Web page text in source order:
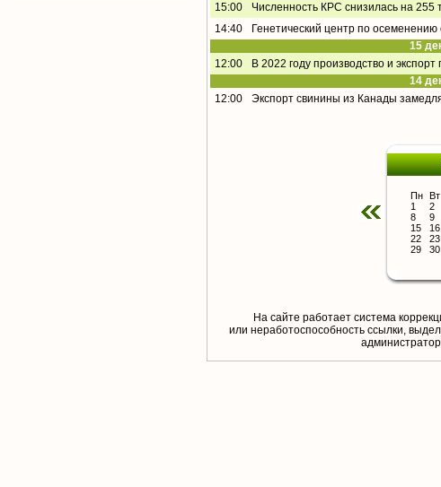
15:00
Численность КРС снизилась на 255
14:40 Генетический центр по осеменению
15
12:00
В 2022 году производство и
14
12:00
Экспорт свинины из Канады
Пн Вт
1
2
8
9
15
16
22
23
29
30
На сайте работает система
или неработоспособность ссылки,